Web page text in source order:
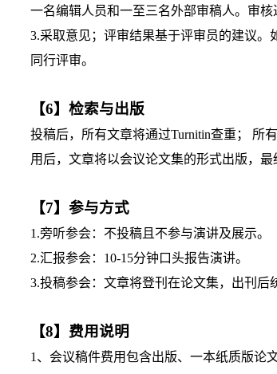
一名编辑人员和一至三名外部审稿人。审核
3.采取意见；评审结果基于评审员的建议
同行评审。
【6】检索与出版
投稿后，所有文章将通过Turnitin查重； 所
用后，文章将以会议论文集的形式出版，最
【7】参与方式
1.旁听参会：不投稿且不参与演讲及展示。
2.汇报参会：10-15分钟口头报告演讲。
3.投稿参会：文章将登刊在论文集，出刊后
【8】费用说明
1、会议稿件费用包含出版、一本纸质版论文